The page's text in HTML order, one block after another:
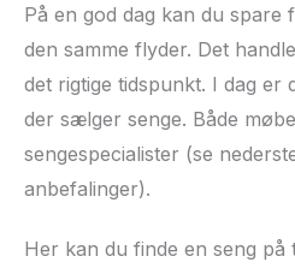
På en god dag kan du spare
den samme flyder. Det
det rigtige tidspunkt. I dag er
der sælger senge. Både
sengespecialister (se
anbefalinger).
Her kan du finde en seng